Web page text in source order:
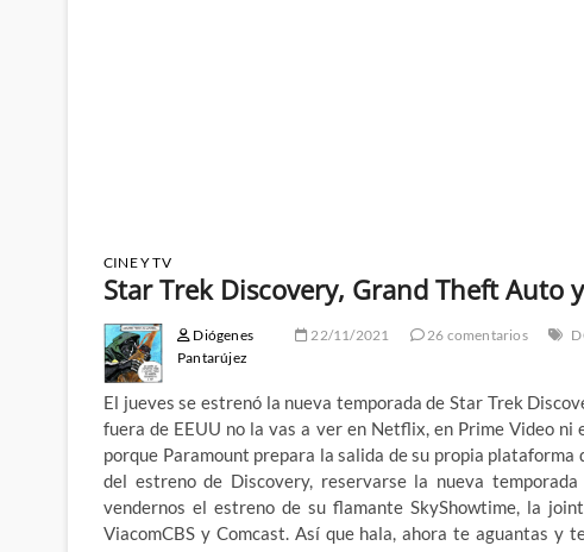
CINE Y TV
Star Trek Discovery, Grand Theft Auto
Diógenes
Pantarújez
22/11/2021 26 comentarios
El jueves se estrenó la nueva temporada de Star Trek
fuera de EEUU no la vas a ver en Netflix, en Prime Video ni
porque Paramount prepara la salida de su propia
del estreno de Discovery, reservarse la nueva
vendernos el estreno de su flamante SkyShowtime, la
ViacomCBS y Comcast. Así que hala, ahora te aguantas y